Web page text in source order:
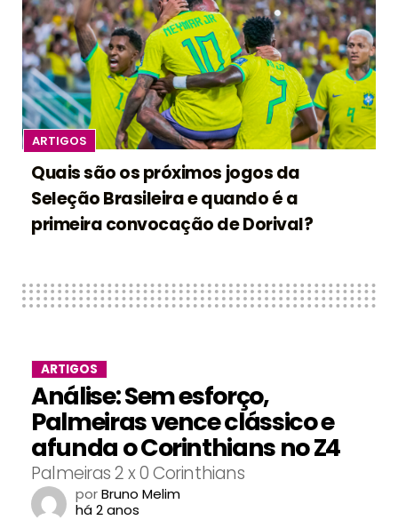
ARTIGOS
Quais são os próximos jogos da
Seleção Brasileira e quando é a
primeira convocação de Dorival?
ARTIGOS
Análise: Sem esforço,
Palmeiras vence clássico e
afunda o Corinthians no Z4
Palmeiras 2 x 0 Corinthians
porBruno Melim
há 2 anos